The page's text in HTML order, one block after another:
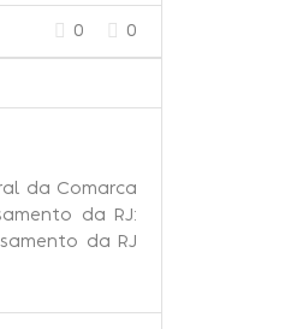
0
0
da Comarca
da RJ:
da RJ